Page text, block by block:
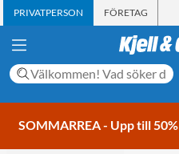
PRIVATPERSON FÖRETAG
SOMMARREA - Upp till 50%